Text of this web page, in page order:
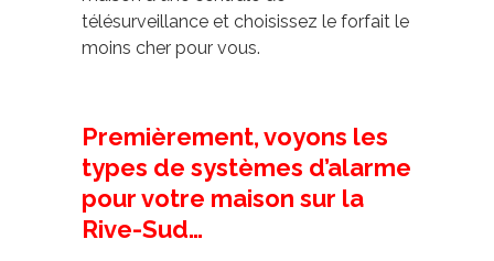
télésurveillance et choisissez le forfait le
moins cher pour vous.
Premièrement, voyons les
types de systèmes d’alarme
pour votre maison sur la
Rive-Sud…